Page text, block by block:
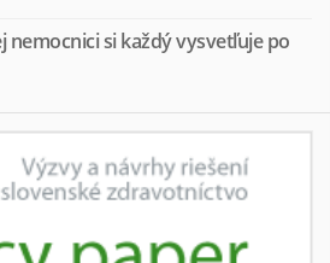
nemocnici si každý vysvetľuje po